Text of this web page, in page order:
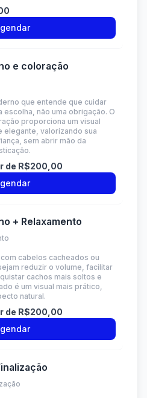
e coloração
que entende que cuidar
escolha, não uma obrigação. O
proporciona um visual
elegante, valorizando sua
sem abrir mão da
de R$200,00
+ Relaxamento
cabelos cacheados ou
reduzir o volume, facilitar
cachos mais soltos e
é um visual mais prático,
natural.
de R$200,00